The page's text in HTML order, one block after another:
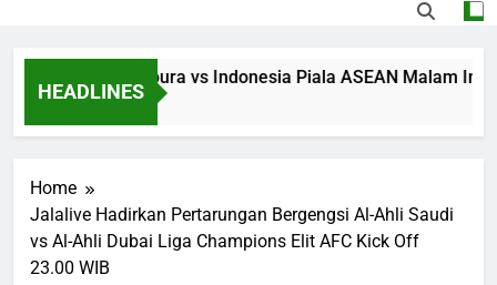
HEADLINES
Streaming Singapura vs Indonesia Piala ASEAN Malam Ini
5 Hours Ago
Home
Jalalive Hadirkan Pertarungan Bergengsi Al-Ahli Saudi
vs Al-Ahli Dubai Liga Champions Elit AFC Kick Off
23.00 WIB